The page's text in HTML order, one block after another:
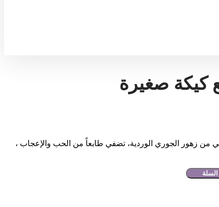
كيكة صغيرة
من زهور الجوري الوردية، تضفي طابعاً من الحب والإعجاب ،